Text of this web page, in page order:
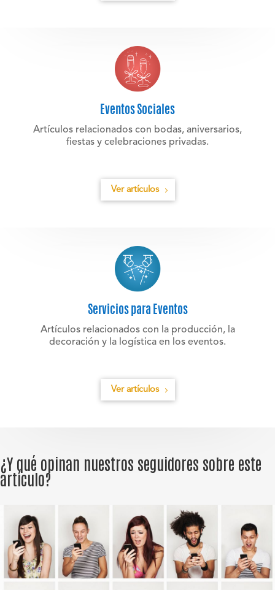
Eventos Sociales
Artículos relacionados con bodas, aniversarios,
fiestas y celebraciones privadas.
Ver artículos
Servicios para Eventos
Artículos relacionados con la producción, la
decoración y la logística en los eventos.
Ver artículos
¿Y qué opinan nuestros seguidores sobre este
artículo?